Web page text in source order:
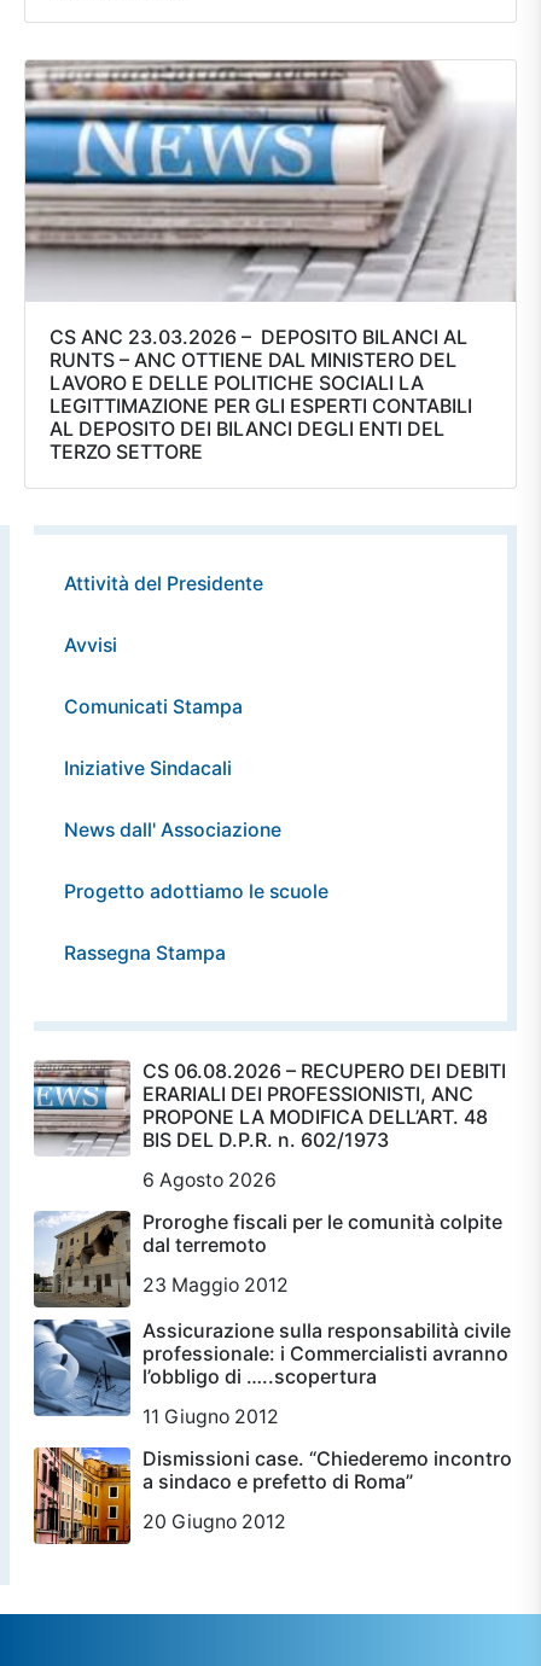
CS ANC 23.03.2026 – DEPOSITO BILANCI AL
RUNTS – ANC OTTIENE DAL MINISTERO DEL
LAVORO E DELLE POLITICHE SOCIALI LA
LEGITTIMAZIONE PER GLI ESPERTI CONTABILI
AL DEPOSITO DEI BILANCI DEGLI ENTI DEL
TERZO SETTORE
Attività del Presidente
Avvisi
Comunicati Stampa
Iniziative Sindacali
News dall' Associazione
Progetto adottiamo le scuole
Rassegna Stampa
CS 06.08.2026 – RECUPERO DEI DEBITI
ERARIALI DEI PROFESSIONISTI, ANC
PROPONE LA MODIFICA DELL’ART. 48
BIS DEL D.P.R. n. 602/1973
6 Agosto 2026
Proroghe fiscali per le comunità colpite
dal terremoto
23 Maggio 2012
Assicurazione sulla responsabilità civile
professionale: i Commercialisti avranno
l’obbligo di …..scopertura
11 Giugno 2012
Dismissioni case. “Chiederemo incontro
a sindaco e prefetto di Roma”
20 Giugno 2012